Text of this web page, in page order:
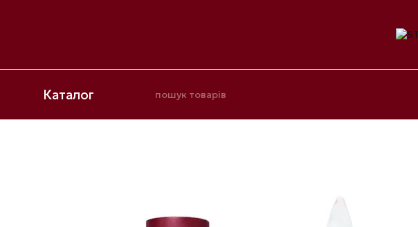
Каталог